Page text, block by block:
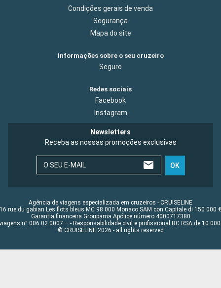
Condições gerais de venda
Segurança
Mapa do site
Informações sobre o seu cruzeiro
Seguro
Redes sociais
Facebook
Instagram
Newsletters
Receba as nossas promoções exclusivas
O SEU E-MAIL OK
Agência de viagens especializada em cruzeiros - CRUISELINE
16 rue du gabian Les flots bleus MC 98 000 Monaco SAM con Capitale di 150 000 €
Garantia financeira Groupama Apólice número 4000717380
n° 006 02 0007 – - Responsabilidade civil e profissional RC RSA de 10 000
© CRUISELINE 2026 - all rights reserved